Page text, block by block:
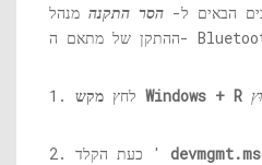
הבאים ל- הסר התקנה מנהל
1. לחץ מקש Windows + R
2. כעת הקלד '